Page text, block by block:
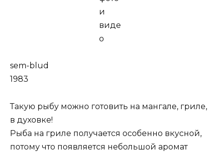
sem-blud
1983
Такую рыбу можно готовить на мангале, гриле,
в духовке!
Рыба на гриле получается особенно вкусной,
потому что появляется небольшой аромат